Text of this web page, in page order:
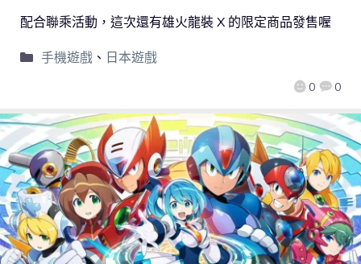
0 0
配合聯乘活動，這次還有雄火龍裝 X 的限定商品發售喔
手機遊戲、 日本遊戲